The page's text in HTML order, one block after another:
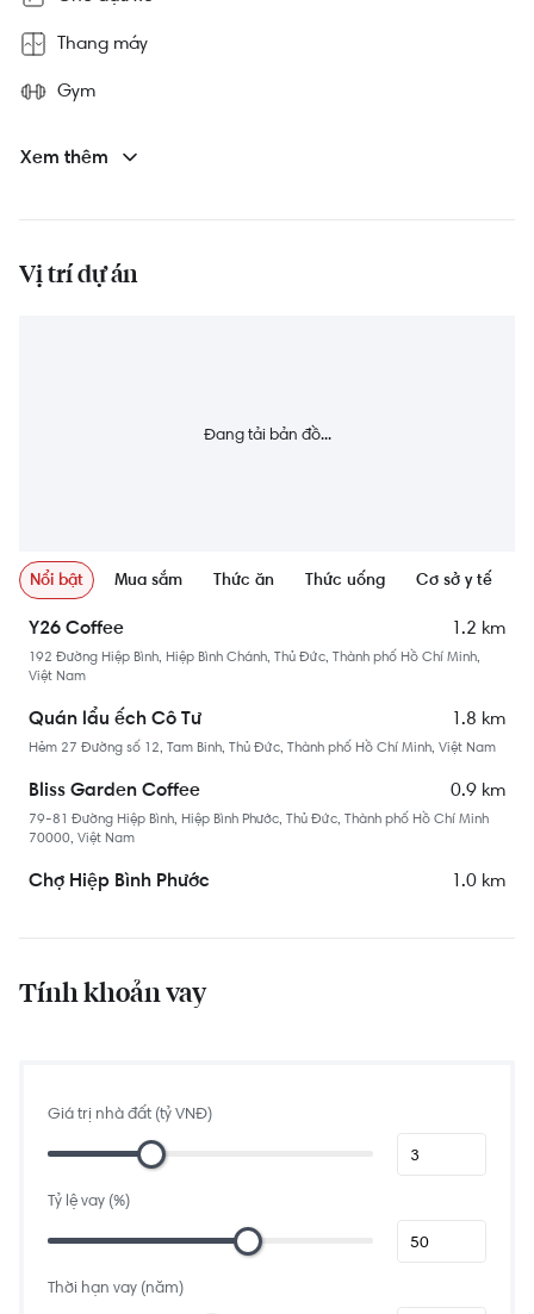
Thang máy
Gym
Công viên
Xem thêm
Vị trí dự án
Đang tải bản đồ...
Nổi bật Mua sắm Thức ăn Thức uống Cơ sở y tế
Y26 Coffee 1.2 km
192 Đường Hiệp Bình, Hiệp Bình Chánh, Thủ Đức, Thành phố Hồ Chí Minh,
Việt Nam
Quán lẩu ếch Cô Tư 1.8 km
Hẻm 27 Đường số 12, Tam Binh, Thủ Đức, Thành phố Hồ Chí Minh, Việt Nam
Bliss Garden Coffee 0.9 km
79-81 Đường Hiệp Bình, Hiệp Bình Phước, Thủ Đức, Thành phố Hồ Chí Minh
70000, Việt Nam
Chợ Hiệp Bình Phước 1.0 km
Đ. Số 11, khu phố 4, Thủ Đức, Thành phố Hồ Chí Minh 70000, Việt Nam
632, 634 QL13, Khu phố 4, Thủ Đức, Thành phố Hồ Chí Minh 70000, Việt
1.1 km
Đường Số 1, Hiệp Bình Chánh, Thủ Đức, Thành phố Hồ Chí Minh, Việt Nam
1.8 km
76A Đ. Số 2, khu phố 6, Thủ Đức, Thành phố Hồ Chí Minh, Việt Nam
Tính khoản vay
Giá trị nhà đất (tỷ VNĐ)
Tỷ lệ vay (%)
Thời hạn vay (năm)